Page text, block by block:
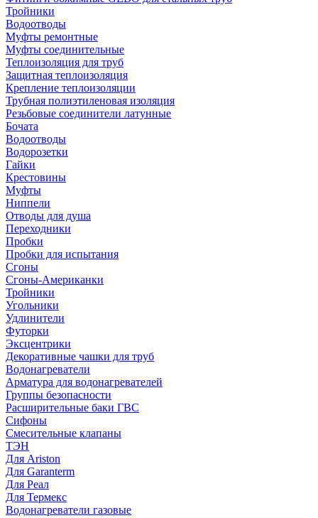
Тройники
Водоотводы
Муфты ремонтные
Муфты соединительные
Теплоизоляция для труб
Защитная теплоизоляция
Крепление теплоизоляции
Трубная полиэтиленовая изоляция
Резьбовые соединители латунные
Бочата
Водоотводы
Водорозетки
Гайки
Крестовины
Муфты
Ниппели
Отводы для душа
Переходники
Пробки
Пробки для испытания
Сгоны
Сгоны-Американки
Тройники
Угольники
Удлинители
Футорки
Эксцентрики
Декоративные чашки для труб
Водонагреватели
Арматура для водонагревателей
Группы безопасности
Расширительные баки ГВС
Сифоны
Смесительные клапаны
ТЭН
Для Ariston
Для Garanterm
Для Реал
Для Термекс
Водонагреватели газовые